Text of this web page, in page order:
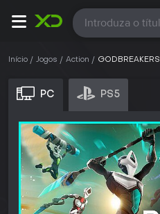
Todas
Início Jogos Action GODBREAKERS
PC PS5